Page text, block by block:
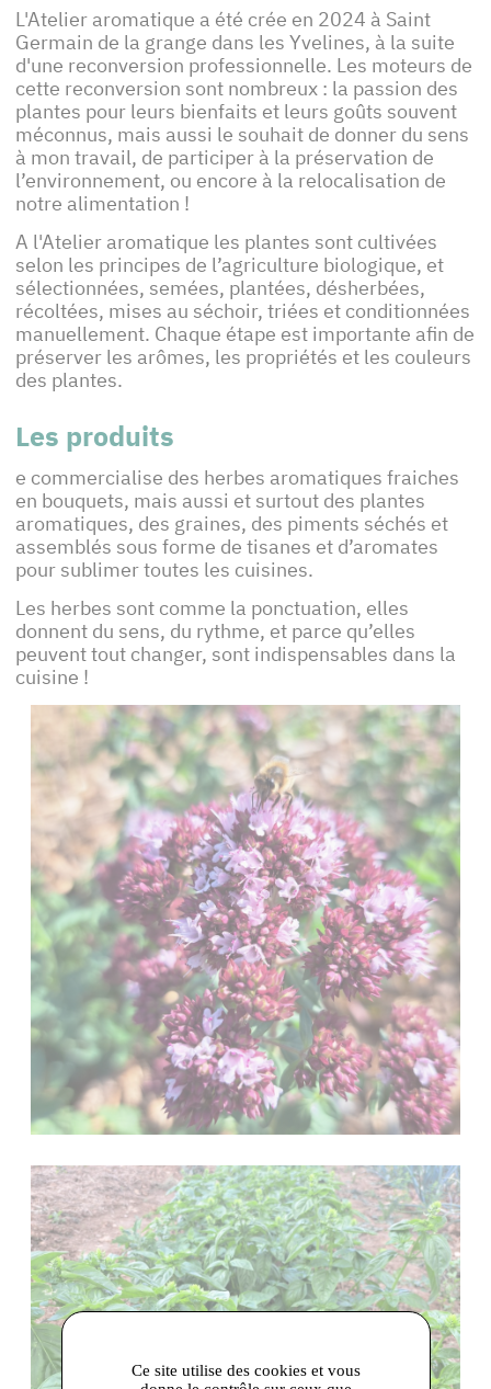
L'Atelier aromatique a été crée en 2024 à Saint
Germain de la grange dans les Yvelines, à la suite
d'une reconversion professionnelle. Les moteurs de
cette reconversion sont nombreux : la passion des
plantes pour leurs bienfaits et leurs goûts souvent
méconnus, mais aussi le souhait de donner du sens
à mon travail, de participer à la préservation de
l’environnement, ou encore à la relocalisation de
notre alimentation !
A l'Atelier aromatique les plantes sont cultivées
selon les principes de l’agriculture biologique, et
sélectionnées, semées, plantées, désherbées,
récoltées, mises au séchoir, triées et conditionnées
manuellement. Chaque étape est importante afin de
préserver les arômes, les propriétés et les couleurs
des plantes.
Les produits
e commercialise des herbes aromatiques fraiches
en bouquets, mais aussi et surtout des plantes
aromatiques, des graines, des piments séchés et
assemblés sous forme de tisanes et d’aromates
pour sublimer toutes les cuisines.
Les herbes sont comme la ponctuation, elles
donnent du sens, du rythme, et parce qu’elles
peuvent tout changer, sont indispensables dans la
cuisine !
Ce site utilise des cookies et vous